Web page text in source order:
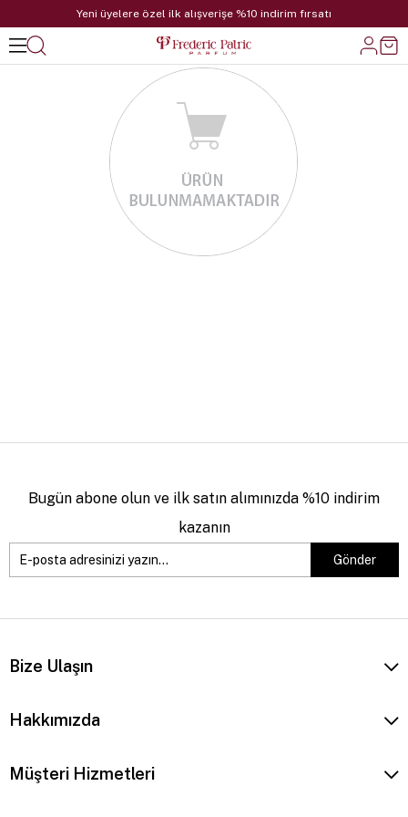
Yeni üyelere özel ilk alışverişe %10 indirim fırsatı
Bugün abone olun ve ilk satın alımınızda %10 indirim
kazanın
Gönder
Bize Ulaşın
Hakkımızda
Müşteri Hizmetleri